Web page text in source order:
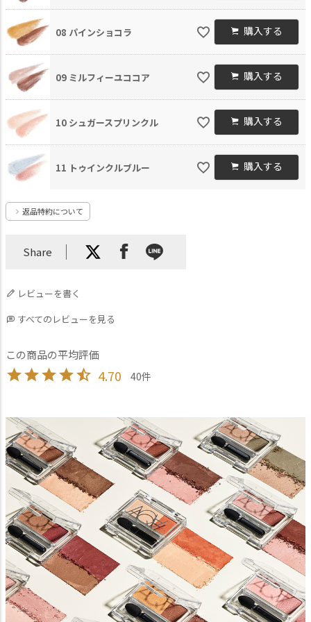
08 パインショコラ 購入する
09 ミルフィーユココア 購入する
10 シュガースプリンクル 購入する
11 トゥインクルブルー 購入する
返品特約について
Share
4.70 40
すべてのレビューを見る
レビューを書く